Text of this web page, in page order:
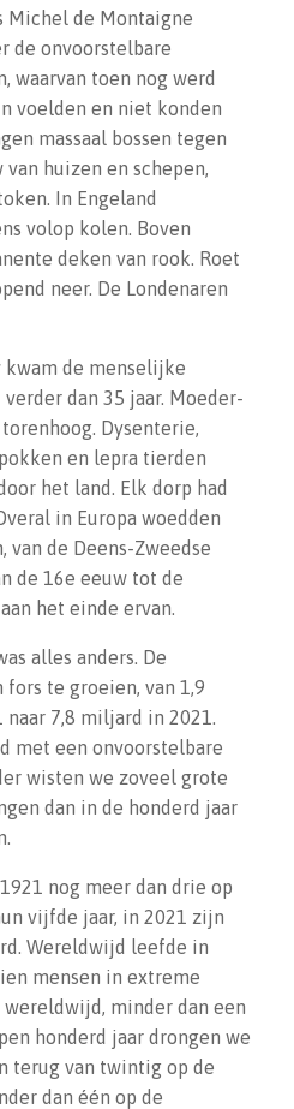
Michel de Montaigne
de onvoorstelbare
waarvan toen nog werd
voelden en niet konden
massaal bossen tegen
huizen en schepen,
In Engeland
volop kolen. Boven
deken van rook. Roet
neer. De Londenaren
kwam de menselijke
dan 35 jaar. Moeder-
Dysenterie,
en lepra tierden
het land. Elk dorp had
in Europa woedden
de Deens-Zweedse
de 16e eeuw tot de
het einde ervan.
alles anders. De
te groeien, van 1,9
7,8 miljard in 2021.
met een onvoorstelbare
wisten we zoveel grote
dan in de honderd jaar
nog meer dan drie op
vijfde jaar, in 2021 zijn
Wereldwijd leefde in
mensen in extreme
minder dan een
honderd jaar drongen we
terug van twintig op de
dan één op de